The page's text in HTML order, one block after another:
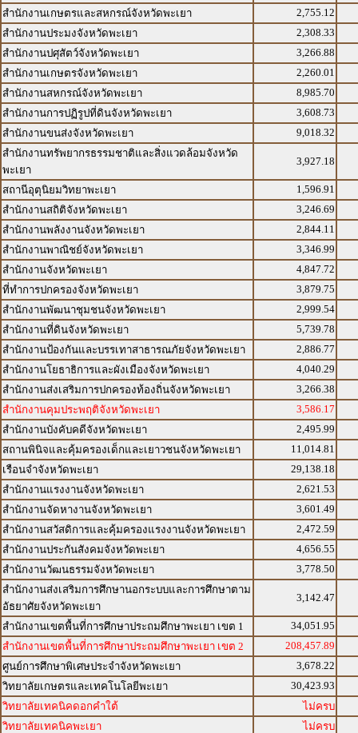
สำนักงานเกษตรและสหกรณ์จังหวัดพะเยา
2,755.12
สำนักงานประมงจังหวัดพะเยา
2,308.33
สำนักงานปศุสัตว์จังหวัดพะเยา
3,266.88
สำนักงานเกษตรจังหวัดพะเยา
2,260.01
สำนักงานสหกรณ์จังหวัดพะเยา
8,985.70
สำนักงานการปฏิรูปที่ดินจังหวัดพะเยา
3,608.73
สำนักงานขนส่งจังหวัดพะเยา
9,018.32
สำนักงานทรัพยากรธรรมชาติและสิ่งแวดล้อมจังหวัด
พะเยา
3,927.18
สถานีอุตุนิยมวิทยาพะเยา
1,596.91
สำนักงานสถิติจังหวัดพะเยา
3,246.69
สำนักงานพลังงานจังหวัดพะเยา
2,844.11
สำนักงานพาณิชย์จังหวัดพะเยา
3,346.99
สำนักงานจังหวัดพะเยา
4,847.72
ที่ทำการปกครองจังหวัดพะเยา
3,879.75
สำนักงานพัฒนาชุมชนจังหวัดพะเยา
2,999.54
สำนักงานที่ดินจังหวัดพะเยา
5,739.78
สำนักงานป้องกันและบรรเทาสาธารณภัยจังหวัดพะเยา
2,886.77
สำนักงานโยธาธิการและผังเมืองจังหวัดพะเยา
4,040.29
สำนักงานส่งเสริมการปกครองท้องถิ่นจังหวัดพะเยา
3,266.38
สำนักงานคุมประพฤติจังหวัดพะเยา
3,586.17
สำนักงานบังคับคดีจังหวัดพะเยา
2,495.99
สถานพินิจและคุ้มครองเด็กและเยาวชนจังหวัดพะเยา
11,014.81
เรือนจำจังหวัดพะเยา
29,138.18
สำนักงานแรงงานจังหวัดพะเยา
2,621.53
สำนักงานจัดหางานจังหวัดพะเยา
3,601.49
สำนักงานสวัสดิการและคุ้มครองแรงงานจังหวัดพะเยา
2,472.59
สำนักงานประกันสังคมจังหวัดพะเยา
4,656.55
สำนักงานวัฒนธรรมจังหวัดพะเยา
3,778.50
สำนักงานส่งเสริมการศึกษานอกระบบและการศึกษาตาม
อัธยาศัยจังหวัดพะเยา
3,142.47
สำนักงานเขตพื้นที่การศึกษาประถมศึกษาพะเยา เขต 1
34,051.95
สำนักงานเขตพื้นที่การศึกษาประถมศึกษาพะเยา เขต 2
208,457.89
ศูนย์การศึกษาพิเศษประจำจังหวัดพะเยา
3,678.22
วิทยาลัยเกษตรและเทคโนโลยีพะเยา
30,423.93
วิทยาลัยเทคนิคดอกคำใต้
ไม่ครบ
วิทยาลัยเทคนิคพะเยา
ไม่ครบ